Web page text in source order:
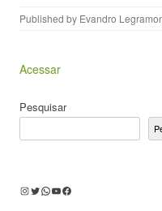
Published by Evandro
Acessar
Pesquisar
Instagram
Twitter
WhatsApp
Youtube
Facebook